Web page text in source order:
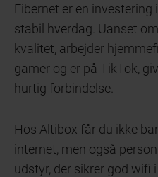
Fibernet er en investering
stabil hverdag. Uanset
kvalitet, arbejder
gamer og er på TikTok,
hurtig forbindelse.
Hos Altibox får du ikke
internet, men også
udstyr, der sikrer god wifi